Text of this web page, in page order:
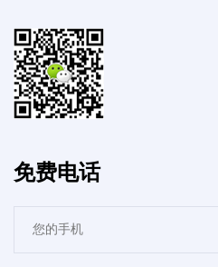
免费电话